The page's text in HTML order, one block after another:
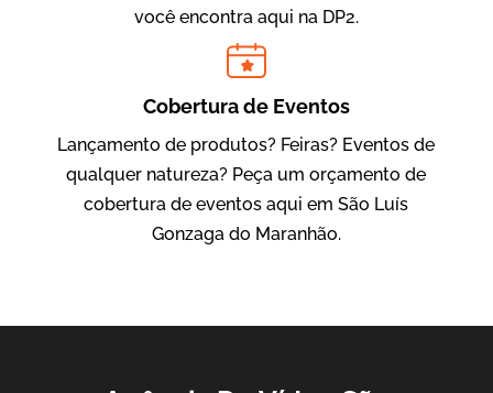
IBCC
Vídeo Institucional
você encontra aqui na DP2.
Cobertura de Eventos
Lançamento de produtos? Feiras? Eventos de
qualquer natureza? Peça um orçamento de
cobertura de eventos aqui em São Luís
Gonzaga do Maranhão.